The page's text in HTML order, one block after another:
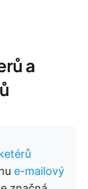
a
e-mailový